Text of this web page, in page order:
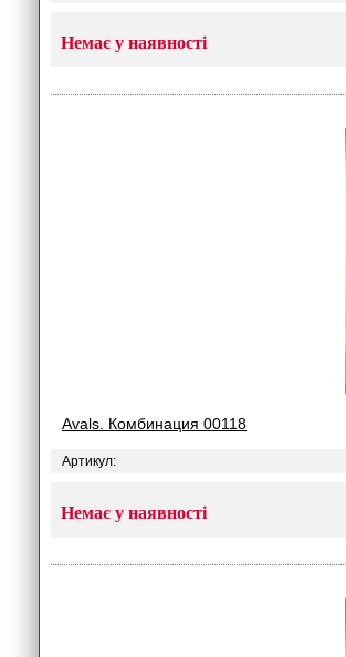
Немає у наявності
Avals. Комбинация 00118
Артикул:
Немає у наявності